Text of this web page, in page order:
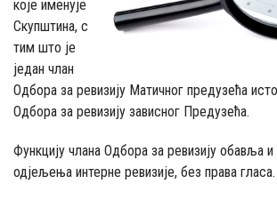
НАБАВКЕ
ДОКУМЕНТИ
КОНТАКТ
које именује
Скупштина, с
тим што је
један члан
Одбора за ревизију Матичног предузећа
Одбора за ревизију зависног Предузећа.
Функцију члана Одбора за ревизију обавља
одјељења интерне ревизије, без права гласа.